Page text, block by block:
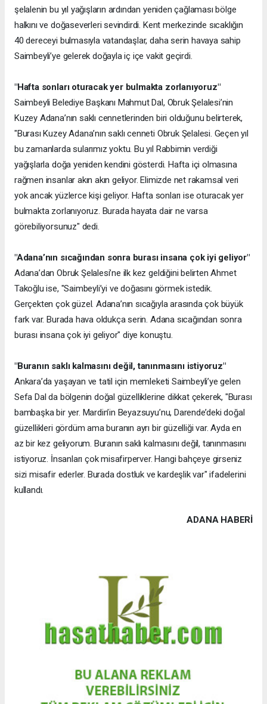
şelalenin bu yıl yağışların ardından yeniden çağlaması bölge
halkını ve doğaseverleri sevindirdi. Kent merkezinde sıcaklığın
40 dereceyi bulmasıyla vatandaşlar, daha serin havaya sahip
Saimbeyli’ye gelerek doğayla iç içe vakit geçirdi.
"Hafta sonları oturacak yer bulmakta zorlanıyoruz"
Saimbeyli Belediye Başkanı Mahmut Dal, Obruk Şelalesi’nin
Kuzey Adana’nın saklı cennetlerinden biri olduğunu belirterek,
"Burası Kuzey Adana’nın saklı cenneti Obruk Şelalesi. Geçen yıl
bu zamanlarda sularımız yoktu. Bu yıl Rabbimin verdiği
yağışlarla doğa yeniden kendini gösterdi. Hafta içi olmasına
rağmen insanlar akın akın geliyor. Elimizde net rakamsal veri
yok ancak yüzlerce kişi geliyor. Hafta sonları ise oturacak yer
bulmakta zorlanıyoruz. Burada hayata dair ne varsa
görebiliyorsunuz" dedi.
"Adana’nın sıcağından sonra burası insana çok iyi geliyor"
Adana’dan Obruk Şelalesi’ne ilk kez geldiğini belirten Ahmet
Takoğlu ise, "Saimbeyli’yi ve doğasını görmek istedik.
Gerçekten çok güzel. Adana’nın sıcağıyla arasında çok büyük
fark var. Burada hava oldukça serin. Adana sıcağından sonra
burası insana çok iyi geliyor" diye konuştu.
"Buranın saklı kalmasını değil, tanınmasını istiyoruz"
Ankara’da yaşayan ve tatil için memleketi Saimbeyli’ye gelen
Sefa Dal da bölgenin doğal güzelliklerine dikkat çekerek, "Burası
bambaşka bir yer. Mardin’in Beyazsuyu’nu, Darende’deki doğal
güzellikleri gördüm ama buranın ayrı bir güzelliği var. Ayda en
az bir kez geliyorum. Buranın saklı kalmasını değil, tanınmasını
istiyoruz. İnsanları çok misafirperver. Hangi bahçeye girseniz
sizi misafir ederler. Burada dostluk ve kardeşlik var" ifadelerini
kullandı.
ADANA HABERİ